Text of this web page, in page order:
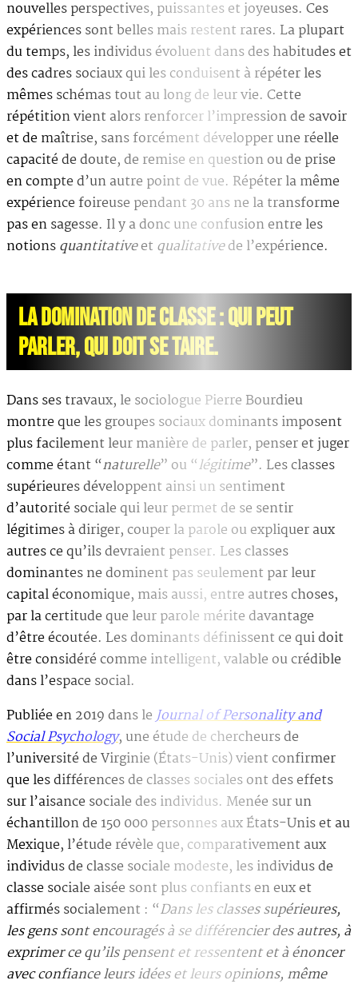
nouvelles perspectives, puissantes et joyeuses. Ces
expériences sont belles mais restent rares. La plupart
du temps, les individus évoluent dans des habitudes et
des cadres sociaux qui les conduisent à répéter les
mêmes schémas tout au long de leur vie. Cette
répétition vient alors renforcer l’impression de savoir
et de maîtrise, sans forcément développer une réelle
capacité de doute, de remise en question ou de prise
en compte d’un autre point de vue. Répéter la même
expérience foireuse pendant 30 ans ne la transforme
pas en sagesse. Il y a donc une confusion entre les
notionsquantitativeet qualitativede l’expérience.
LA DOMINATION DE CLASSE : QUI PEUT
PARLER, QUI DOIT SE TAIRE.
Dans ses travaux, le sociologue Pierre Bourdieu
montre que les groupes sociaux dominants imposent
plus facilement leur manière de parler, penser et juger
comme étant “naturelle” ou “légitime”. Les classes
supérieures développent ainsi un sentiment
d’autorité sociale qui leur permet de se sentir
légitimes à diriger, couper la parole ou expliquer aux
autres ce qu’ils devraient penser. Les classes
dominantes ne dominent pas seulement par leur
capital économique, mais aussi, entre autres choses,
par la certitude que leur parole mérite davantage
d’être écoutée. Les dominants définissent ce qui doit
être considéré comme intelligent, valable ou crédible
dans l’espace social.
Publiée en 2019 dans leJournal of Personality and
Social Psychology, une étude de chercheurs de
l’université de Virginie (États-Unis) vient confirmer
que les différences de classes sociales ont des effets
sur l’aisance sociale des individus. Menée sur un
échantillon de 150 000 personnes aux États-Unis et au
Mexique, l’étude révèle que, comparativement aux
individus de classe sociale modeste, les individus de
classe sociale aisée sont plus confiants en eux et
affirmés socialement : “Dans les classes supérieures,
les gens sont encouragés à se différencier des autres, à
exprimer ce qu’ils pensent et ressentent et à énoncer
avec confiance leurs idées et leurs opinions, même